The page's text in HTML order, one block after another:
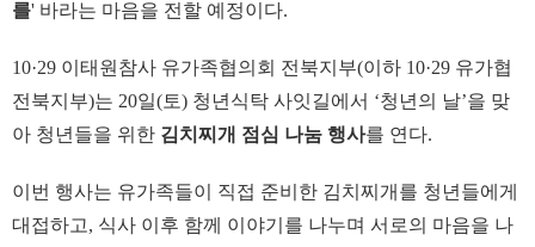
를' 바라는 마음을 전할 예정이다.
10·29 이태원참사 유가족협의회 전북지부(이하 10·29 유가협
전북지부)는 20일(토) 청년식탁 사잇길에서 ‘청년의 날’을 맞
아 청년들을 위한 김치찌개 점심 나눔 행사를 연다.
이번 행사는 유가족들이 직접 준비한 김치찌개를 청년들에게
대접하고, 식사 이후 함께 이야기를 나누며 서로의 마음을 나